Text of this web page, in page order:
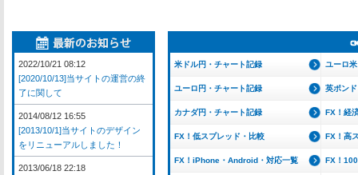
米ドル円・チャート記録 ユーロ
ユーロ円・チャート記録 英ポン
カナダ円・チャート記録 FX！経
FX！低スプレッド・比較 FX！高
FX！iPhone・Android・対応一覧 FX！
2022/10/21 08:12
[2020/10/13]当サイトの運営の終
了に関して
2014/08/12 16:55
[2013/10/1]当サイトのデザイン
をリニューアルしました！
2013/06/18 22:18